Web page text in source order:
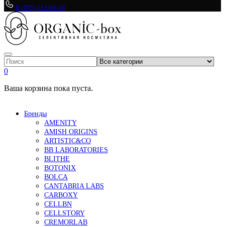
8 (495) 233-64-54
0
Ваша корзина пока пуста.
Бренды
AMENITY
AMISH ORIGINS
ARTISTIC&CO
BB LABORATORIES
BLITHE
BOTONIX
BOLCA
CANTABRIA LABS
CARBOXY
CELLBN
CELLSTORY
CREMORLAB